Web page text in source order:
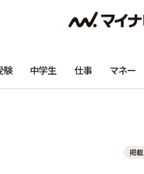
験 中学生 仕事 マネー
掲載